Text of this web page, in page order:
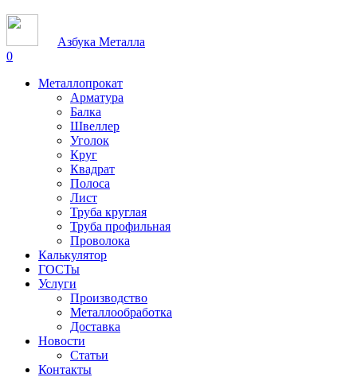
Азбука Металла
0
Металлопрокат
Арматура
Балка
Швеллер
Уголок
Круг
Квадрат
Полоса
Лист
Труба круглая
Труба профильная
Проволока
Калькулятор
ГОСТы
Услуги
Производство
Металлообработка
Доставка
Новости
Статьи
Контакты